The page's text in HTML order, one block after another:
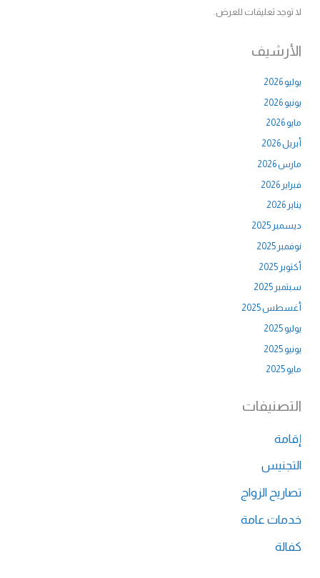
لا توجد تعليقات للعرض.
الأرشيف
يوليو 2026
يونيو 2026
مايو 2026
أبريل 2026
مارس 2026
فبراير 2026
يناير 2026
ديسمبر 2025
نوفمبر 2025
أكتوبر 2025
سبتمبر 2025
أغسطس 2025
يوليو 2025
يونيو 2025
مايو 2025
التصنيفات
إقامة
التجنيس
تصاريح الزواج
خدمات عامة
كفالة